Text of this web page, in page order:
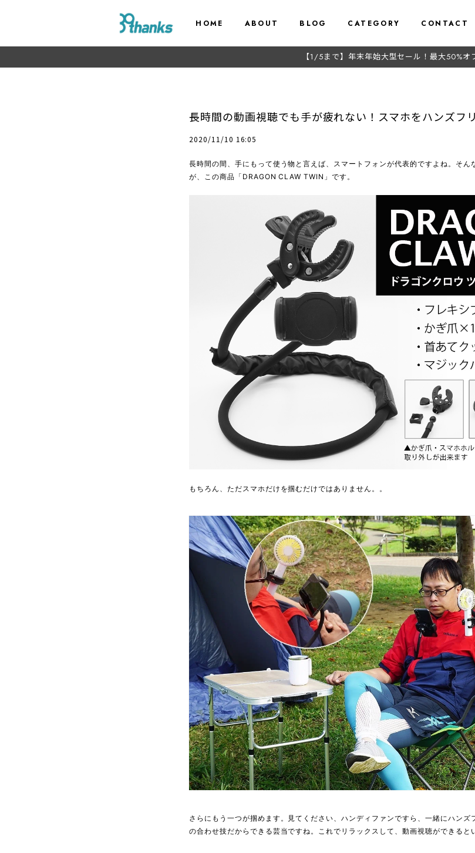
HOME ABOUT BLOG CATEGORY CONTACT
【1/5まで】年末年始大型セール！最大50%オ
長時間の動画視聴でも手が疲れない！スマホをハンズフ
2020/11/10 16:05
長時間の間、手にもって使う物と言えば、スマートフォンが代表的ですよね。そん
が、この商品「DRAGON CLAW TWIN」です。
もちろん、ただスマホだけを掴むだけではありません。。
さらにもう一つが掴めます。見てください、ハンディファンですら、一緒にハンズ
の合わせ技だからできる芸当ですね。これでリラックスして、動画視聴ができると